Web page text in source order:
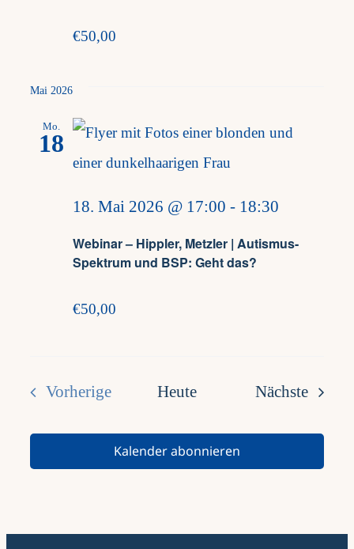
€50,00
Mai 2026
Mo.
18
Webinar – Hippler, Metzler | Autismus-
Spektrum und BSP: Geht das?
18. Mai 2026 @ 17:00 - 18:30
€50,00
Vorherige
Heute Nächste
Kalender abonnieren